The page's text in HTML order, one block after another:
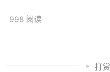
998 阅读
打